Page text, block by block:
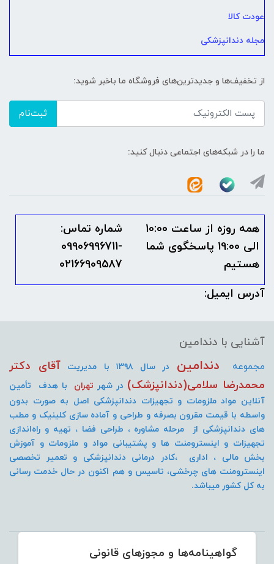
عودت کالا
مجله دندانپزشکی
از تخفیف‌ها و جدیدترین‌های فروشگاه ما باخبر شوید:
ثبت‌نام
ما را در شبکه‌های اجتماعی دنبال کنید:
همه روزه از ساعت 10:00
الی 19:00 پاسخگوی شما
هستیم
شماره تماس:
09906996711-
02166909587
آدرس ایمیل:
آشنایی با دندامین
مجموعه دندامین در سال ۱۳۹۸ با مدیریت
آقای دکتر
محمدرضا سلامی(دندانپزشک) در شهر تهران با هدف تأمین
آنلاین مواد ملزومات و تجهیزات دندانپزشکی اصل به صورت بدون
واسطه با قیمت مقرون بصرفه و طراحی و آماده سازی کلینیک و مطب
های دندانپزشکی از مرحله مشاوره ، طراحی فضا ، تهیه و راه‌اندازی
تجهیزات و اینسترومنتها و پشتیبانی مواد و ملزومات و آموزش
بخش مالی ، اداری ،کادر درمانی دندانپزشکی و تعمیر تخصصی
اینسترومنت های چرخشی، تاسیس و هم اکنون در حال خدمت رسانی
به کل کشور میباشد.
گواهینامه‌ها و مجوزهای قانونی